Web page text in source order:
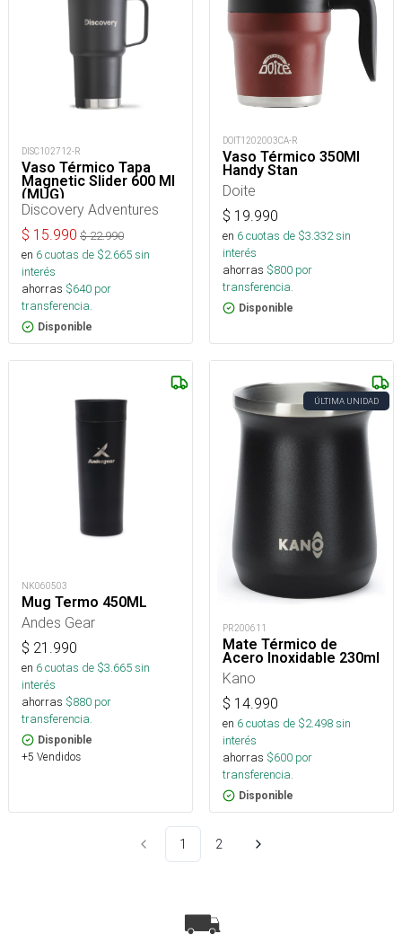
DISC102712-R
Vaso Térmico Tapa
Magnetic Slider 600 Ml
(MUG)
Discovery Adventures
$ 15.990 $22.990
en 6cuotas de $2.665sin
interés
ahorras $640 por
transferencia.
Disponible
DOIT1202003CA-R
Vaso Térmico 350Ml
Handy Stan
Doite
$ 19.990
en 6cuotas de $3.332sin
interés
ahorras $800 por
transferencia.
Disponible
NK060503
Mug Termo 450ML
Andes Gear
$ 21.990
en 6cuotas de $3.665sin
interés
ahorras $880 por
transferencia.
Disponible
+5 Vendidos
ÚLTIMA UNIDAD
PR200611
Mate Térmico de
Acero Inoxidable 230ml
Kano
$ 14.990
en 6cuotas de $2.498sin
interés
ahorras $600 por
transferencia.
Disponible
1 2